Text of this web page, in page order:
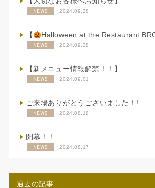
NEWS 2024.09.28
【 Halloween at the Restaurant
NEWS 2024.09.28
【新メニュー情報解禁！！】
NEWS 2024.09.01
ご来場ありがとうございました！!
NEWS 2024.08.18
開幕！！
NEWS 2024.08.17
過去の記事